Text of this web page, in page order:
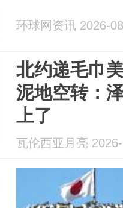
环球网资讯 2026-
北约递毛巾
泥地空转：
上了
瓦伦西亚月亮